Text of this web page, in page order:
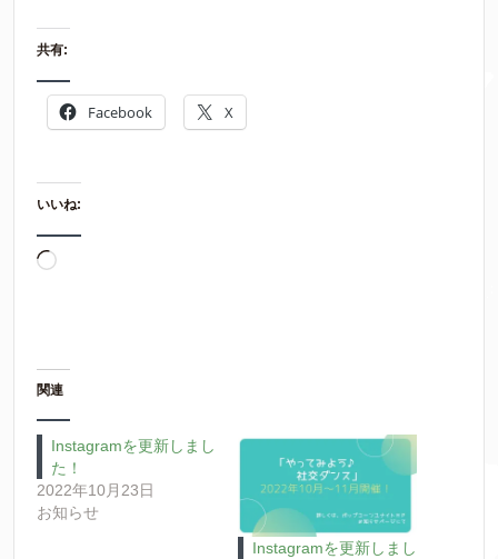
共有:
Facebook X
いいね:
読
中…
関連
Instagramを更新しまし
た！
2022年10月23日
お知らせ
Instagramを更新しまし